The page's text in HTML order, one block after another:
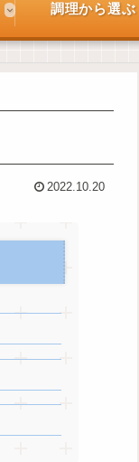
調理から選ぶ
2022.10.20